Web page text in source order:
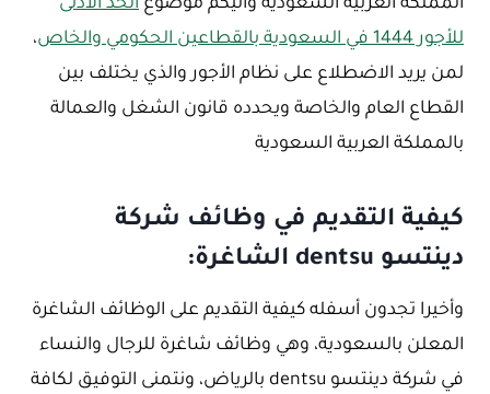
المملكة العربية السعودية واليكم موضوع الحد الأدنى
للأجور 1444 في السعودية بالقطاعين الحكومي والخاص
،
لمن يريد الاضطلاع على نظام الأجور والذي يختلف بين
القطاع العام والخاصة ويحدده قانون الشغل والعمالة
بالمملكة العربية السعودية
كيفية التقديم في وظائف شركة
دينتسو dentsu الشاغرة:
وأخيرا تجدون أسفله كيفية التقديم على الوظائف الشاغرة
المعلن بالسعودية، وهي وظائف شاغرة للرجال والنساء
في شركة دينتسو dentsu بالرياض، ونتمنى التوفيق لكافة